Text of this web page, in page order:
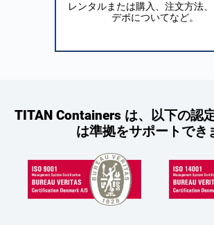
レンタルまたは購入、注文方法
デポについてなど。
TITAN Containers は、以下の認
は準拠をサポートでき